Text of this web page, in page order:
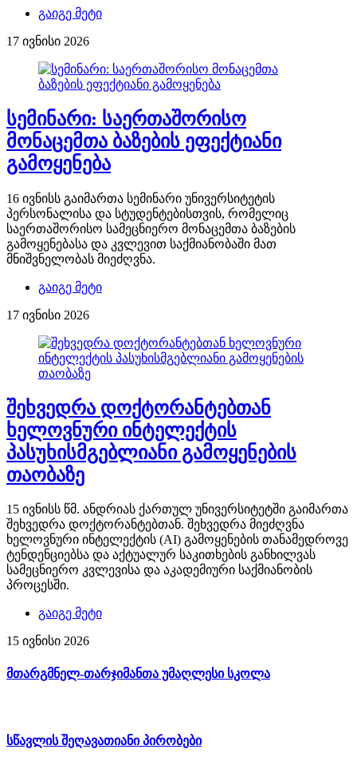
გაიგე მეტი
17 ივნისი 2026
სემინარი: საერთაშორისო
მონაცემთა ბაზების ეფექტიანი
გამოყენება
16 ივნისს გაიმართა სემინარი უნივერსიტეტის
პერსონალისა და სტუდენტებისთვის, რომელიც
საერთაშორისო სამეცნიერო მონაცემთა ბაზების
გამოყენებასა და კვლევით საქმიანობაში მათ
მნიშვნელობას მიეძღვნა.
გაიგე მეტი
17 ივნისი 2026
შეხვედრა დოქტორანტებთან
ხელოვნური ინტელექტის
პასუხისმგებლიანი გამოყენების
თაობაზე
15 ივნისს წმ. ანდრიას ქართულ უნივერსიტეტში გაიმართა
შეხვედრა დოქტორანტებთან. შეხვედრა მიეძღვნა
ხელოვნური ინტელექტის (AI) გამოყენების თანამედროვე
ტენდენციებსა და აქტუალურ საკითხების განხილვას
სამეცნიერო კვლევისა და აკადემიური საქმიანობის
პროცესში.
გაიგე მეტი
15 ივნისი 2026
მთარგმნელ-თარჯიმანთა უმაღლესი სკოლა
სწავლის შეღავათიანი პირობები